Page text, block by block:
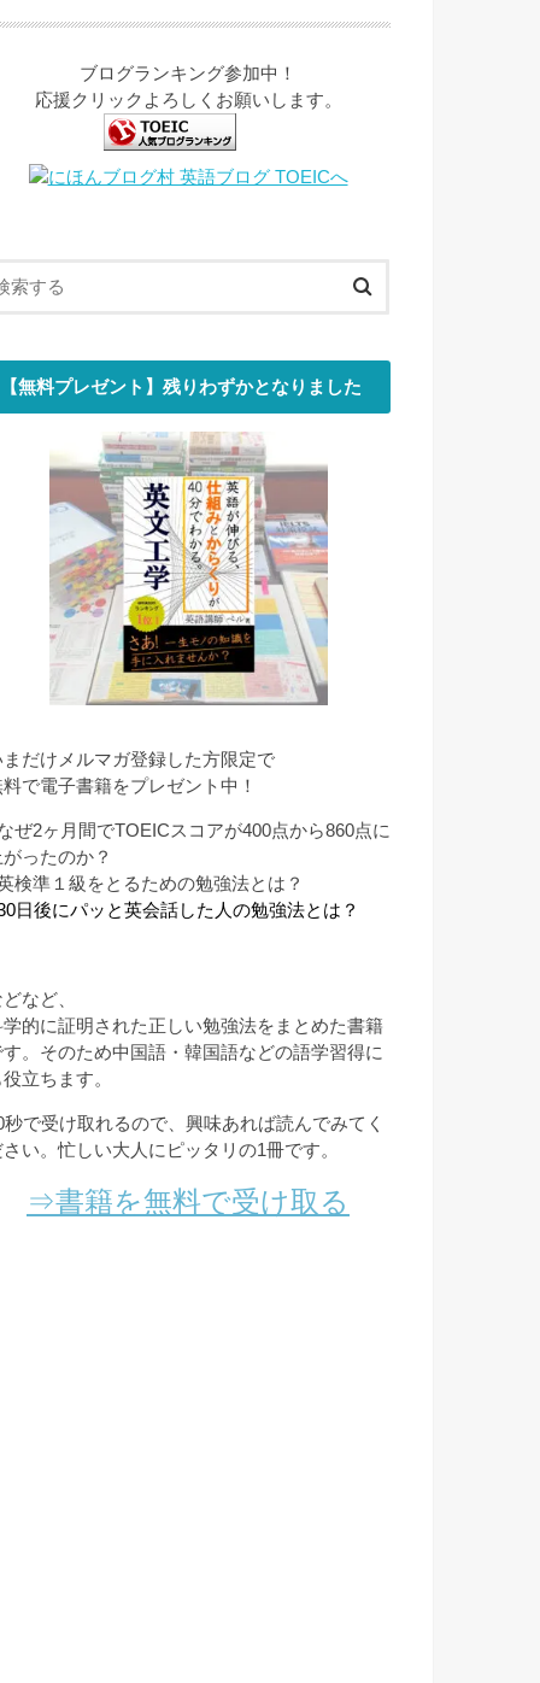
ブログランキング参加中！
応援クリックよろしくお願いします。
【無料プレゼント】残りわずかとなりました
まだけメルマガ登録した方限定で
料で電子書籍をプレゼント中！
ぜ2ヶ月間でTOEICスコアが400点から860点に
ったのか？
検準１級をとるための勉強法とは？
日後にパッと英会話した人の勉強法とは？
など、
学的に証明された正しい勉強法をまとめた書籍
す。そのため中国語・韓国語などの語学習得に
立ちます。
秒で受け取れるので、興味あれば読んでみてく
さい。忙しい大人にピッタリの1冊です。
⇒書籍を無料で受け取る